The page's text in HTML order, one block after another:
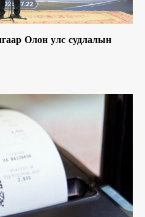
Олон улс судлалын